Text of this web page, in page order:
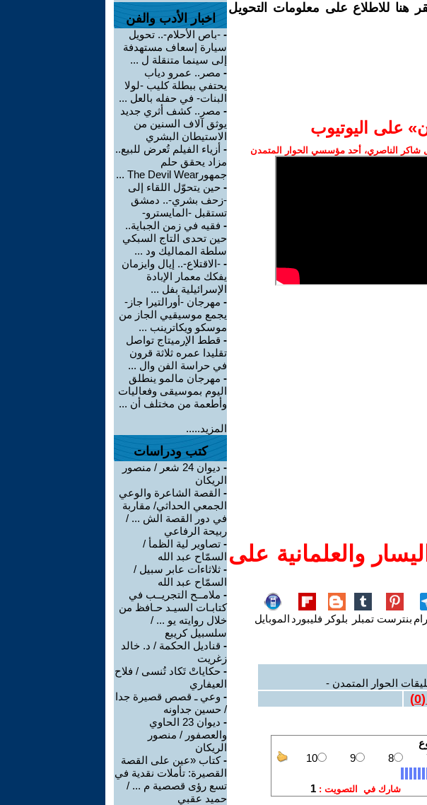
هنا للاطلاع على معلومات التحويل
على اليوتيوب
شاكر الناصري، أحد مؤسسي الحوار المتمدن
والعلمانية على
بنترست تمبلر بلوكر فليبورد الموبايل
الحوار المتمدن -
(
0
)
اخبار الأدب والفن
- -باص الأحلام-.. تحويل
سيارة إسعاف مستهدفة
إلى سينما متنقلة ل ...
- مصر.. عمرو دياب
يحتفي ببطلة كليب -لولا
البنات- في حفله بالعل ...
- مصر.. كشف أثري جديد
يوثق آلاف السنين من
الاستيطان البشري
- أزياء الفيلم تُعرض للبيع..
مزاد يحقق حلم
جمهورThe Devil Wear ...
- حين يتحوّل اللقاء إلى
-زحف بشري-.. دمشق
تستقبل -المايسترو-
- فقيه في زمن الجباية..
حين تحدى التاج السبكي
سلطة المماليك ود ...
- -الاقتلاع-.. إيال وايزمان
يفكك معمار الإبادة
الإسرائيلية بفل ...
- مهرجان -أورالتيرا جاز-
يجمع موسيقيي الجاز من
موسكو ويكاترينب ...
- قطط الإرميتاج تواصل
تقليدا عمره ثلاثة قرون
في حراسة الفن وال ...
- مهرجان مالمو ينطلق
اليوم بموسيقى وفعاليات
وأطعمة من مختلف أن ...
المزيد.....
كتب ودراسات
-
ديوان 24 شعر / منصور
الريكان
- القصة الشاعرة والوعي
الجمعي الحداثي/ مقاربة
في دور القصة الش ... /
ربيحة الرفاعي
- تصاوير لية الظمأ /
السمّاح عبد الله
- ثلاثاءات عابر سبيل /
السمّاح عبد الله
- ملامــح التجريــب في
كتابـات السيـد حـافظ من
خلال روايته يو ... /
سلسبيل كريبع
- قناديل الحكمة / د. خالد
زغريت
- حكاياتْ تَكاد تُنسى / فلاح
العيفاري
- وعي ـ قصص قصيرة جدا
/ حسين جداونه
-
ديوان 23 الحاوي
والعصفور / منصور
الريكان
-كتاب «عين على القصة
القصيرة: تأملات نقدية في
تسع رؤى قصصية م ... /
حميد عقبي